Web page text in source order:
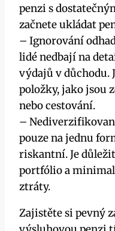
penzi s
začnete ukládat
– Ignorování
lidé nedbají na
výdajů v důchodu.
položky, jako jsou
nebo cestování.
–
pouze na jednu
riskantní. Je
portfólio a
ztráty.
Zajistěte si pevný